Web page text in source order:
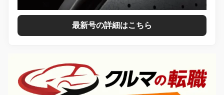
最新号の詳細はこちら